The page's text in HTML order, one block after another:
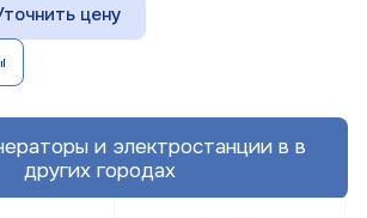
цену
и электростанции в в
других городах